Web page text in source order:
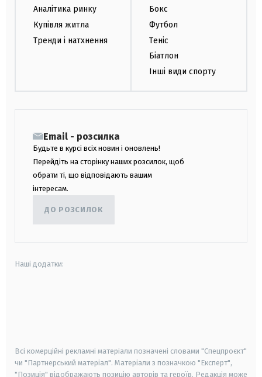
Аналітика ринку
Купівля житла
Тренди і натхнення
Бокс
Футбол
Теніс
Біатлон
Інші види спорту
Email - розсилка
Будьте в курсі всіх новин і оновлень!
Перейдіть на сторінку наших розсилок, щоб
обрати ті, що відповідають вашим
інтересам.
ДО РОЗСИЛОК
Наші додатки:
Всі комерційні рекламні матеріали позначені словами "Спецпроєкт"
чи "Партнерський матеріал". Матеріали з позначкою "Експерт",
"Позиція" відображають позицію авторів та героїв. Редакція може